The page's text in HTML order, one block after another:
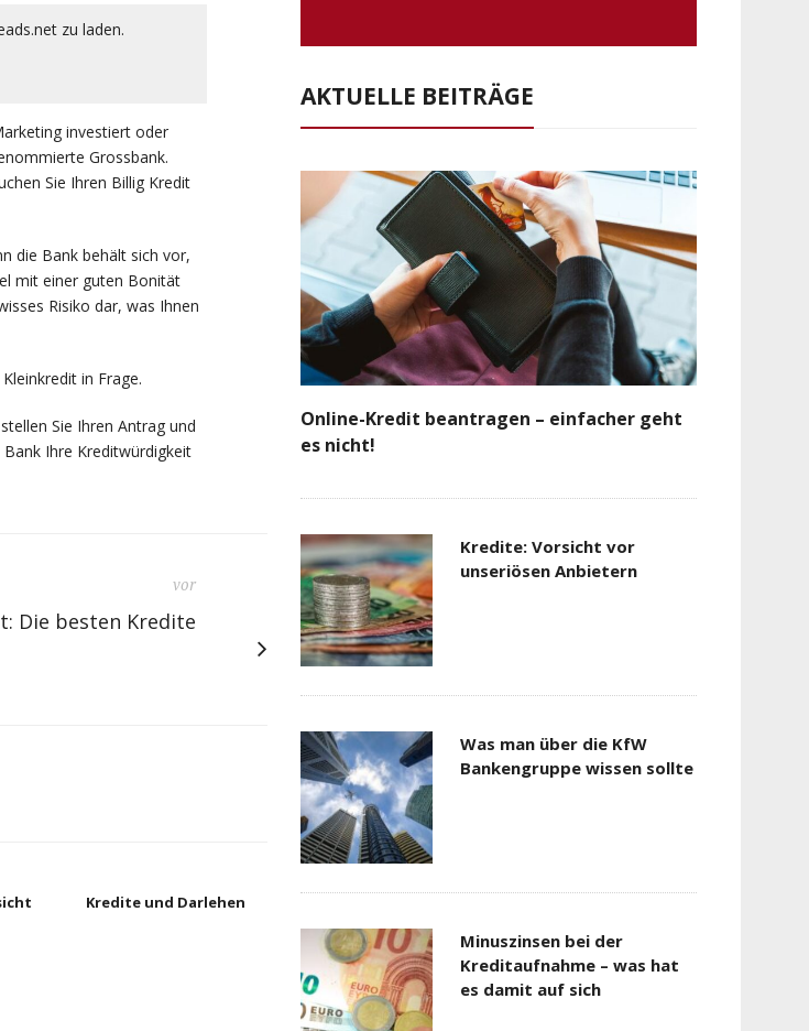
zu laden.
investiert oder
Grossbank.
Sie Ihren Billig Kredit
die Bank behält sich vor,
mit einer guten Bonität
Risiko dar, was Ihnen
in Frage.
Sie Ihren Antrag und
Ihre Kreditwürdigkeit
vor
Die besten Kredite
Kredite und Darlehen
AKTUELLE BEITRÄGE
Online-Kredit beantragen – einfacher geht
es nicht!
Kredite: Vorsicht vor
unseriösen Anbietern
Was man über die KfW
Bankengruppe wissen sollte
Minuszinsen bei der
Kreditaufnahme – was hat
es damit auf sich